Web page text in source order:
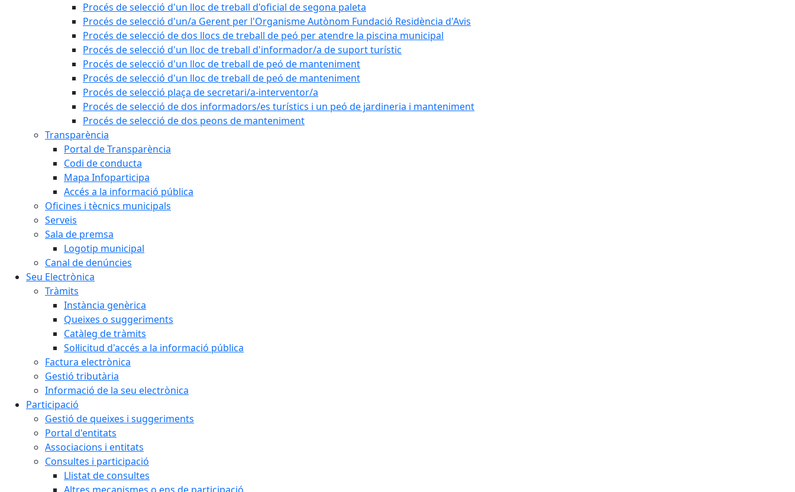
Procés de selecció d'un lloc de treball d'oficial de segona paleta
Procés de selecció d'un/a Gerent per l'Organisme Autònom Fundació Residència d'Avis
Procés de selecció de dos llocs de treball de peó per atendre la piscina municipal
Procés de selecció d'un lloc de treball d'informador/a de suport turístic
Procés de selecció d'un lloc de treball de peó de manteniment
Procés de selecció d'un lloc de treball de peó de manteniment
Procés de selecció plaça de secretari/a-interventor/a
Procés de selecció de dos informadors/es turístics i un peó de jardineria i manteniment
Procés de selecció de dos peons de manteniment
Transparència
Portal de Transparència
Codi de conducta
Mapa Infoparticipa
Accés a la informació pública
Oficines i tècnics municipals
Serveis
Sala de premsa
Logotip municipal
Canal de denúncies
Seu Electrònica
Tràmits
Instància genèrica
Queixes o suggeriments
Catàleg de tràmits
Sol·licitud d'accés a la informació pública
Factura electrònica
Gestió tributària
Informació de la seu electrònica
Participació
Gestió de queixes i suggeriments
Portal d'entitats
Associacions i entitats
Consultes i participació
Llistat de consultes